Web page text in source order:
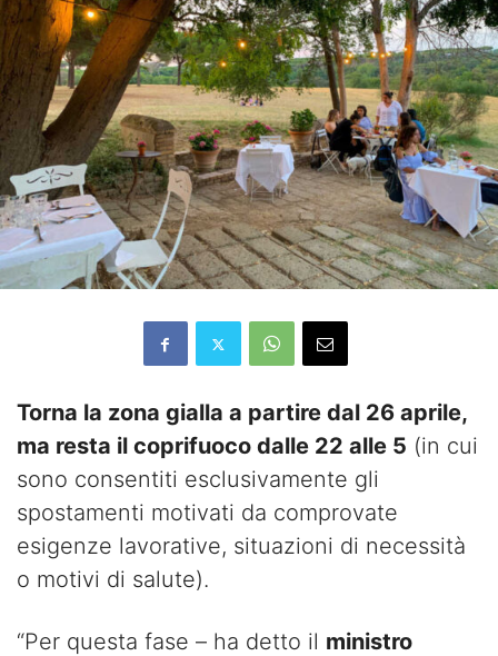
Torna la zona gialla a partire dal 26 aprile,
ma resta il coprifuoco dalle 22 alle 5 (in cui
sono consentiti esclusivamente gli
spostamenti motivati da comprovate
esigenze lavorative, situazioni di necessità
o motivi di salute).
“Per questa fase – ha detto il ministro